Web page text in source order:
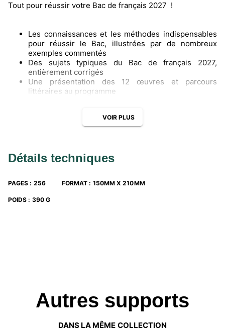
Tout pour réussir votre Bac de français 2027 !
Les connaissances et les méthodes indispensables
pour réussir le Bac, illustrées par de nombreux
exemples commentés
Des sujets typiques du Bac de français 2027,
entièrement corrigés
Une présentation des 12 œuvres et parcours
littéraires au programme
+ 30 tutos vidéo pour améliorer son orthographe sur la
VOIR PLUS
Détails techniques
PAGES : 256 FORMAT : 150MM X 210MM
POIDS : 390 G
Autres supports
DANS LA MÊME COLLECTION